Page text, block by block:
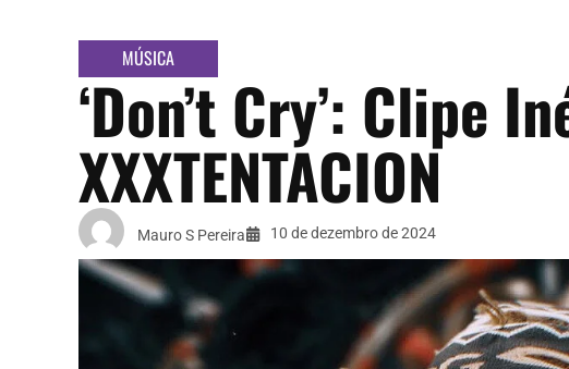
MÚSICA
‘Don’t Cry’: Clipe
XXXTENTACION
Mauro S Pereira 10 de dezembro de 2024